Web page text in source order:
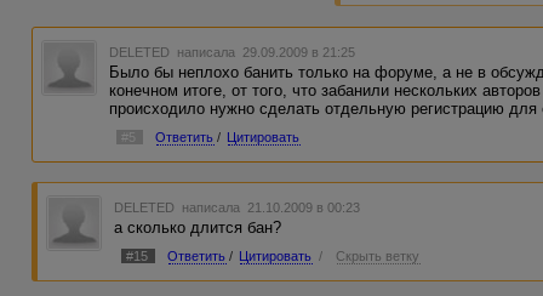
DELETED написала 29.09.2009 в 21:25
Было бы неплохо банить только на форуме, а не в
конечном итоге, от того, что забанили нескольких
происходило нужно сделать отдельную регистрацию
#5 Ответить / Цитировать
DELETED написала 21.10.2009 в 00:23
а сколько длится бан?
#15 Ответить / Цитировать / Скрыть ветку